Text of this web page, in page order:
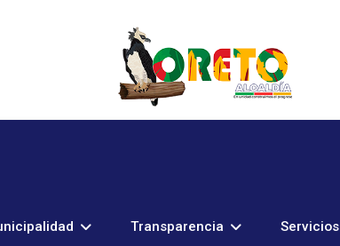
Transparencia Servicios